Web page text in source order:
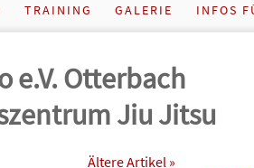
TRAINING GALERIE INFOS
e.V. Otterbach
Jiu Jitsu
Ältere Artikel »